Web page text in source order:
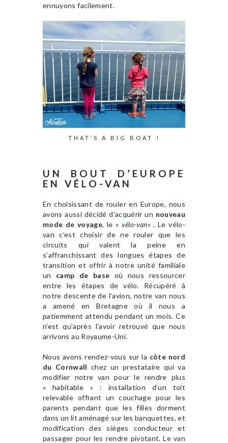
ennuyons facilement.
THAT’S A BIG BOAT !
UN BOUT D’EUROPE
EN VÉLO-VAN
En choisissant de rouler en Europe, nous
avons aussi décidé d’acquérir un nouveau
mode de voyage, le « vélo-van« . Le vélo-
van c’est choisir de ne rouler que les
circuits qui valent la peine en
s’affranchissant des longues étapes de
transition et offrir à notre unité familiale
un camp de base où nous ressourcer
entre les étapes de vélo. Récupéré à
notre descente de l’avion, notre van nous
a amené en Bretagne où il nous a
patiemment attendu pendant un mois. Ce
n’est qu’après l’avoir retrouvé que nous
arrivons au Royaume-Uni.
Nous avons rendez-vous sur la côte nord
du Cornwall chez un prestataire qui va
modifier notre van pour le rendre plus
« habitable » : installation d’un toit
relevable offrant un couchage pour les
parents pendant que les filles dorment
dans un lit aménagé sur les banquettes, et
modification des sièges conducteur et
passager pour les rendre pivotant. Le van